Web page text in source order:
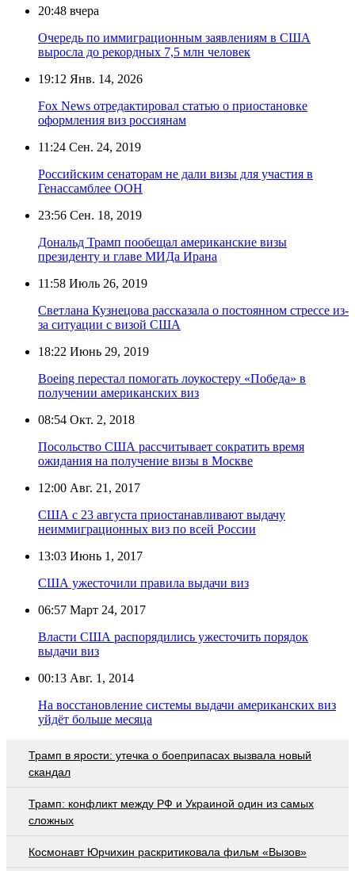
20:48 вчера
Очередь по иммиграционным заявлениям в США
выросла до рекордных 7,5 млн человек
19:12 Янв. 14, 2026
Fox News отредактировал статью о приостановке
оформления виз россиянам
11:24 Сен. 24, 2019
Российским сенаторам не дали визы для участия в
Генассамблее ООН
23:56 Сен. 18, 2019
Дональд Трамп пообещал американские визы
президенту и главе МИДа Ирана
11:58 Июль 26, 2019
Светлана Кузнецова рассказала о постоянном стрессе из-
за ситуации с визой США
18:22 Июнь 29, 2019
Boeing перестал помогать лоукостеру «Победа» в
получении американских виз
08:54 Окт. 2, 2018
Посольство США рассчитывает сократить время
ожидания на получение визы в Москве
12:00 Авг. 21, 2017
США с 23 августа приостанавливают выдачу
неиммиграционных виз по всей России
13:03 Июнь 1, 2017
США ужесточили правила выдачи виз
06:57 Март 24, 2017
Власти США распорядились ужесточить порядок
выдачи виз
00:13 Авг. 1, 2014
На восстановление системы выдачи американских виз
уйдёт больше месяца
Трамп в ярости: утечка о боеприпасах вызвала новый
скандал
Трамп: конфликт между РФ и Украиной один из самых
сложных
Космонавт Юрчихин раскритиковала фильм «Вызов»